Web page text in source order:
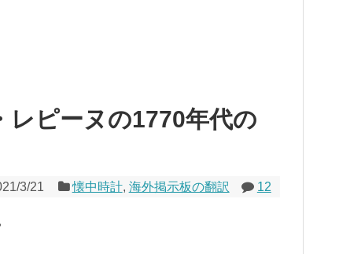
レピーヌの1770年代の
3/21 懐中時計, 海外掲示板の翻訳 12